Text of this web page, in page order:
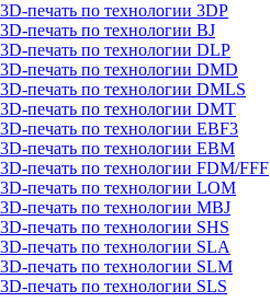
3D-печать по технологии 3DP
3D-печать по технологии BJ
3D-печать по технологии DLP
3D-печать по технологии DMD
3D-печать по технологии DMLS
3D-печать по технологии DMT
3D-печать по технологии EBF3
3D-печать по технологии EBM
3D-печать по технологии FDM/FFF
3D-печать по технологии LOM
3D-печать по технологии MBJ
3D-печать по технологии SHS
3D-печать по технологии SLA
3D-печать по технологии SLM
3D-печать по технологии SLS